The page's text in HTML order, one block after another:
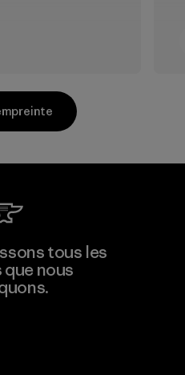
Company
tous les
nous